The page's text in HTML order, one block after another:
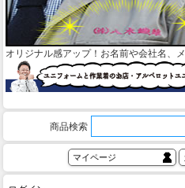
オリジナル感アップ！お名前や会社名、
商品検索
マイページ